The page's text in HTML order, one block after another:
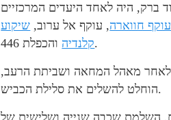
דאז אהוד ברק, היה לאחד היעדים המרכזיים
עוקף חווארה, עוקף אל ערוב, שיקוע
קלנדיהוהכפלת 446.
לאחר מאהל המחאה ושביתת הרעב,
הוחלט להשלים את סלילת הכביש.